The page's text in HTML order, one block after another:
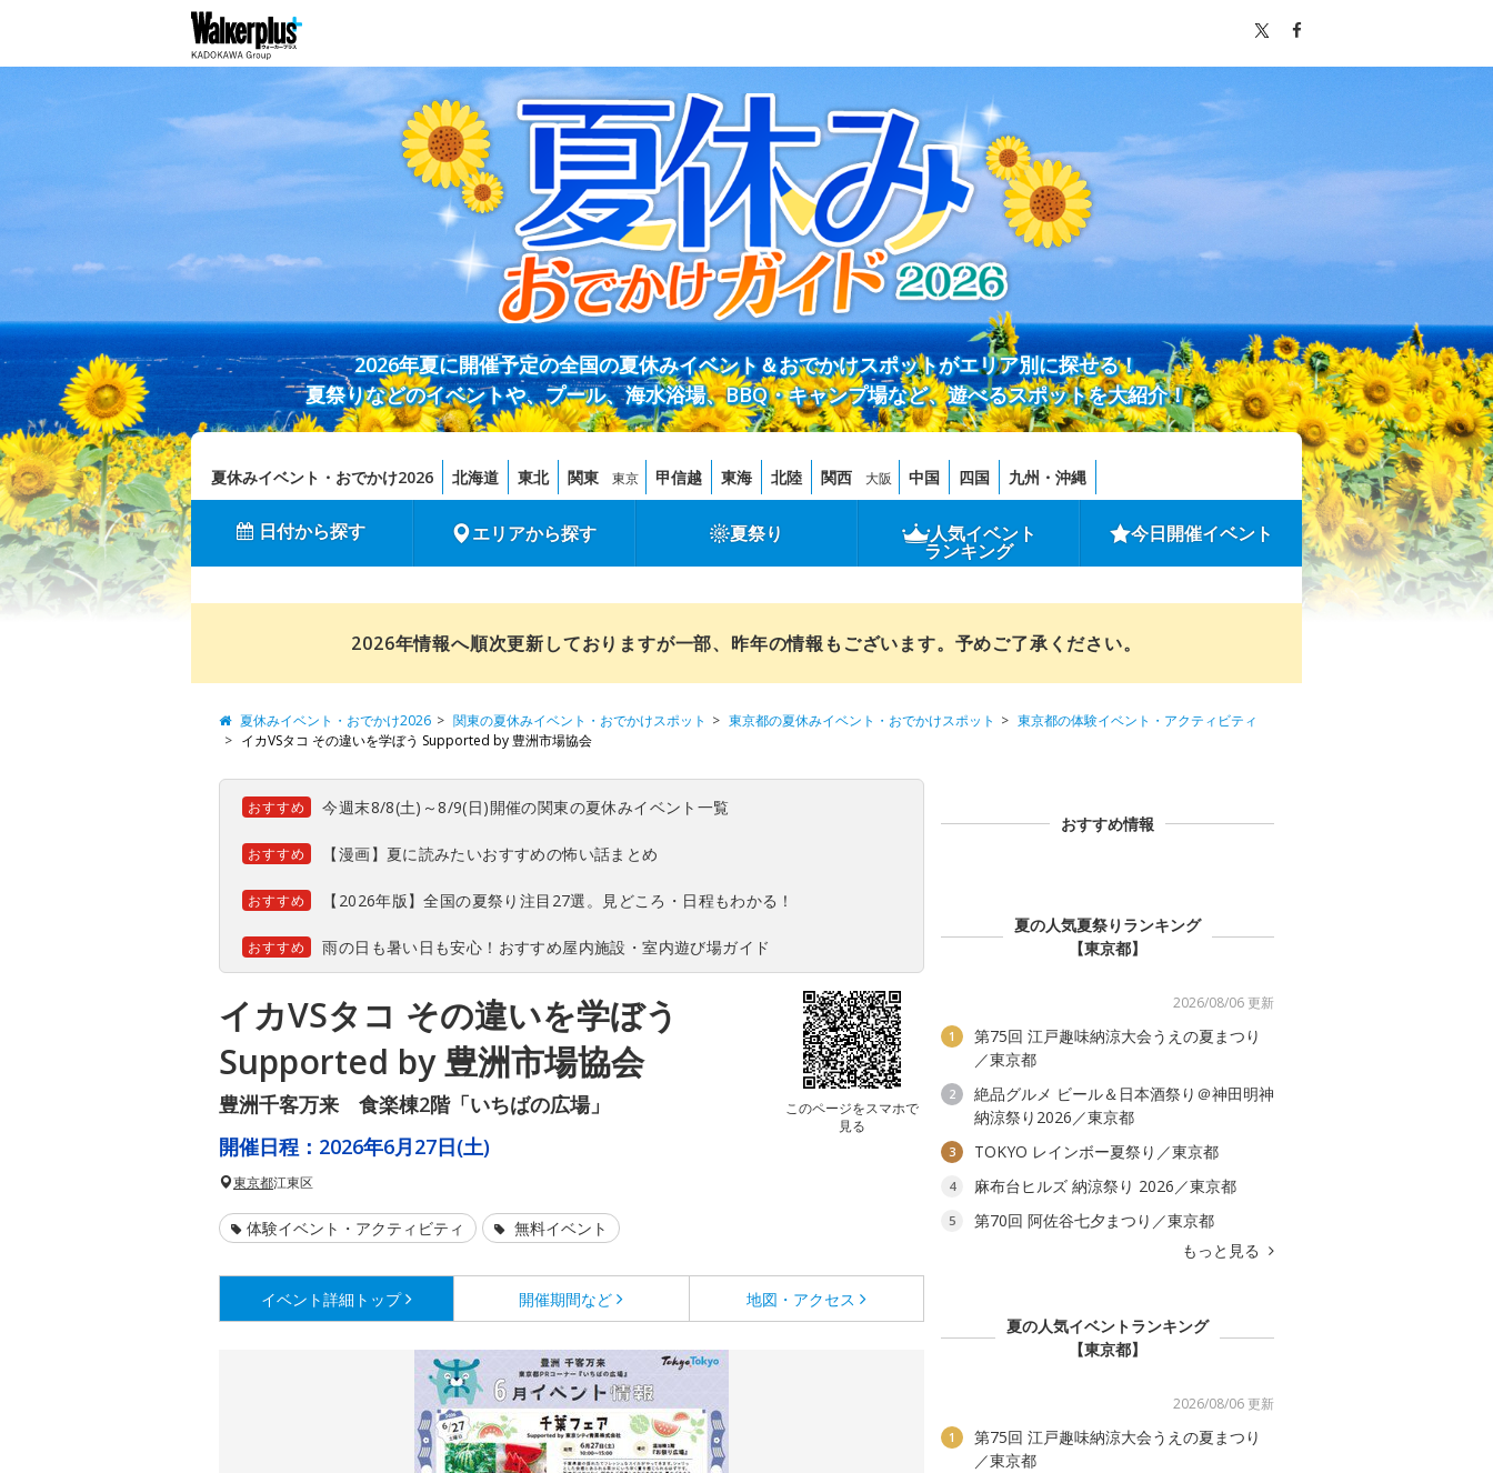
2026年夏に開催予定の全国の夏休みイベント＆おでかけスポットがエリア別に探せる！
夏祭りなどのイベントや、プール、海水浴場、BBQ・キャンプ場など、遊べるスポットを大紹介！
夏休みイベント・おでかけ2026 北海道 東北 関東 東京 甲信越 東海 北陸 関西 大阪 中国 四国 九州・沖縄
日付から探す エリアから探す 夏祭り 人気イベント
ランキング
今日開催イベント
2026年情報へ順次更新しておりますが一部、昨年の情報もございます。予めご了承ください。
夏休みイベント・おでかけ2026 関東の夏休みイベント・おでかけスポット 東京都の夏休みイベント・おでかけスポット
東京都の体験イベント・アクティビティ
イカVSタコ その違いを学ぼう Supported by 豊洲市場協会
おすすめ 今週末8/8(土)～8/9(日)開催の関東の夏休みイベント一覧
おすすめ 【漫画】夏に読みたいおすすめの怖い話まとめ
おすすめ 【2026年版】全国の夏祭り注目27選。見どころ・日程もわかる！
おすすめ 雨の日も暑い日も安心！おすすめ屋内施設・室内遊び場ガイド
イカVSタコ その違いを学ぼう
Supported by 豊洲市場協会
豊洲千客万来 食楽棟2階「いちばの広場」
このページをスマホで
見る
開催日程： 2026年6月27日(土)
東京都江東区
体験イベント・アクティビティ 無料イベント
イベント詳細 トップ 開催期間など 地図・アクセス
おすすめ情報
夏の人気夏祭りランキング
【東京都】
2026/08/06 更新
1
第75回 江戸趣味納涼大会うえの夏まつり
／東京都
2
絶品グルメ ビール＆日本酒祭り＠神田明神
納涼祭り2026／東京都
3 TOKYO レインボー夏祭り／東京都
4 麻布台ヒルズ 納涼祭り 2026／東京都
5
第70回 阿佐谷七夕まつり／東京都
もっと見る
夏の人気イベントランキング
【東京都】
2026/08/06 更新
1
第75回 江戸趣味納涼大会うえの夏まつり
／東京都